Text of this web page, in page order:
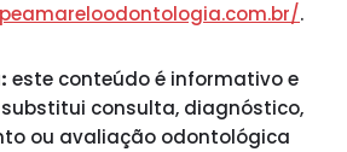
.
este conteúdo é informativo e
consulta, diagnóstico,
ou avaliação odontológica